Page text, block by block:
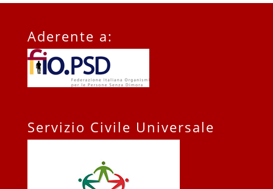
Aderente a:
Servizio Civile Universale